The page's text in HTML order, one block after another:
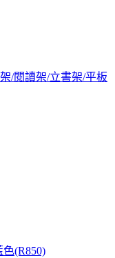
/閱讀架/立書架/平板
(R850)